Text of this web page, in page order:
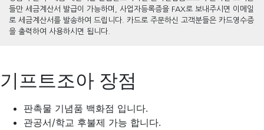
들만 세금계산서 발급이 가능하며, 사업자등록증을 FAX로 보내주시면 이메일
로 세금계산서를 발송하여 드립니다. 카드로 주문하신 고객분들은 카드영수증
을 출력하여 사용하시면 됩니다.
기프트조아 장점
판촉물 기념품 백화점 입니다.
관공서/학교 후불제 가능 합니다.